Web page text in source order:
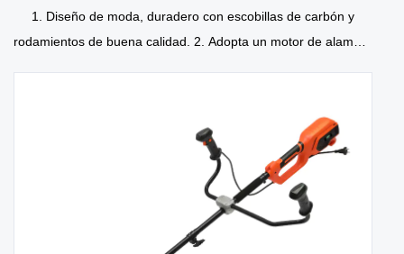
1. Diseño de moda, duradero con escobillas de carbón y
rodamientos de buena calidad. 2. Adopta un motor de alambre